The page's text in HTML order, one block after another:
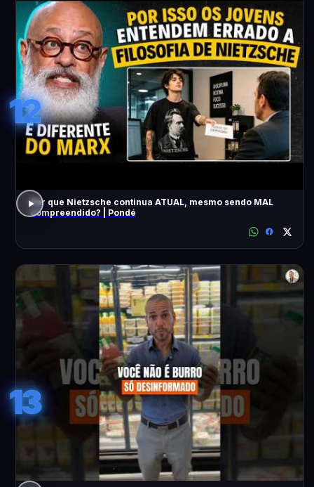
12
Por que Nietzsche continua ATUAL, mesmo sendo MAL
compreendido? | Pondé
13